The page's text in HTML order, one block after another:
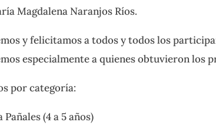
Magdalena Naranjos Ríos.
y felicitamos a todos y todos los
especialmente a quienes obtuvieron los
por categoría:
(4 a 5 años)